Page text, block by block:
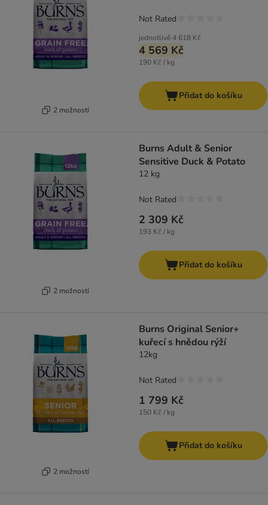
2 možností
jednotlivě4 618 Kč
4 569 Kč
190 Kč / kg
Not Rated
Přidat do košíku
2 možností
Burns Adult & Senior
Sensitive Duck & Potato
12 kg
2 309 Kč
193 Kč / kg
Not Rated
Přidat do košíku
2 možností
Burns Original Senior+
kuřecí s hnědou rýží
12kg
1 799 Kč
150 Kč / kg
Not Rated
Přidat do košíku